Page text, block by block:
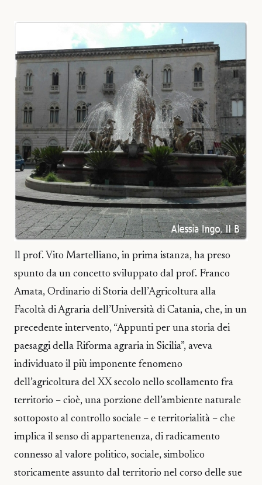
Il prof. Vito Martelliano, in prima istanza, ha preso
spunto da un concetto sviluppato dal prof. Franco
Amata, Ordinario di Storia dell’Agricoltura alla
Facoltà di Agraria dell’Università di Catania, che, in un
precedente intervento, “Appunti per una storia dei
paesaggi della Riforma agraria in Sicilia”, aveva
individuato il più imponente fenomeno
dell’agricoltura del XX secolo nello scollamento fra
territorio – cioè, una porzione dell’ambiente naturale
sottoposto al controllo sociale – e territorialità – che
implica il senso di appartenenza, di radicamento
connesso al valore politico, sociale, simbolico
storicamente assunto dal territorio nel corso delle sue